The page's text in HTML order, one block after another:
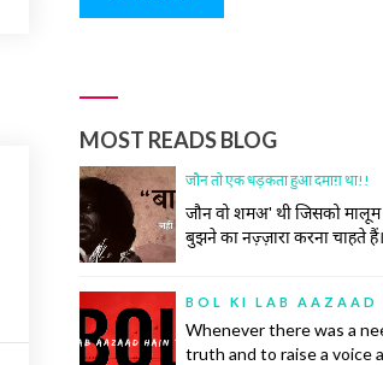
MOST READS BLOG
जौन तो एक धड़कता हुआ दमाग़ था!!
जौन वो शमअ' थी जिसको
बुझने का नज़्ज़ारा करना चाहते
उनकी सर-ए-आम नुमाइश नहीं की
बीच महफ़िल रो दिया।
BOL KI LAB AAZAAD
Whenever there was a
truth and to raise a voice